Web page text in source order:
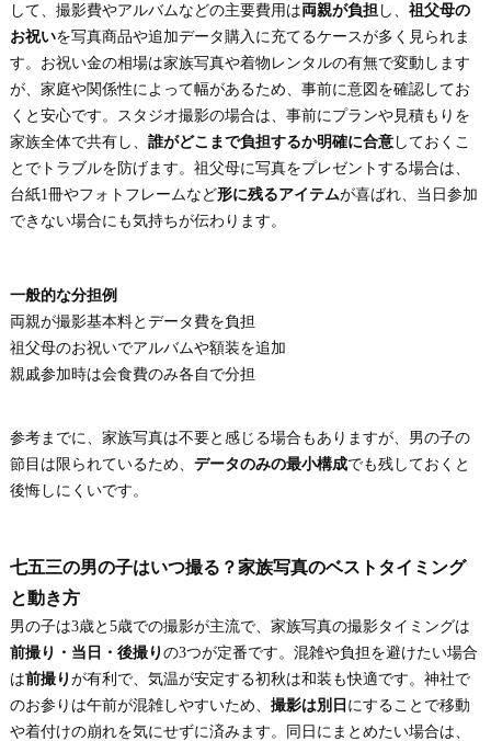
して、撮影費やアルバムなどの主要費用は両親が負担 し、 祖父母の
お祝いを写真商品や追加データ購入に充てるケースが多く見られま
す。お祝い金の相場は家族写真や着物レンタルの有無で変動します
が、家庭や関係性によって幅があるため、事前に意図を確認してお
くと安心です。スタジオ撮影の場合は、事前にプランや見積もりを
家族全体で共有し、 誰がどこまで負担するか明確に合意しておくこ
とでトラブルを防げます。祖父母に写真をプレゼントする場合は、
台紙1冊やフォトフレームなど形に残るアイテムが喜ばれ、当日参加
できない場合にも気持ちが伝わります。
一般的な分担例
両親が撮影基本料とデータ費を負担
祖父母のお祝いでアルバムや額装を追加
親戚参加時は会食費のみ各自で分担
参考までに、家族写真は不要と感じる場合もありますが、男の子の
節目は限られているため、 データのみの最小構成でも残しておくと
後悔しにくいです。
七五三の男の子はいつ撮る？家族写真のベストタイミング
と動き方
男の子は3歳と5歳での撮影が主流で、家族写真の撮影タイミングは
前撮り・当日・後撮り の3つが定番です。混雑や負担を避けたい場合
は前撮り が有利で、気温が安定する初秋は和装も快適です。神社で
のお参りは午前が混雑しやすいため、 撮影は別日 にすることで移動
や着付けの崩れを気にせずに済みます。同日にまとめたい場合は、